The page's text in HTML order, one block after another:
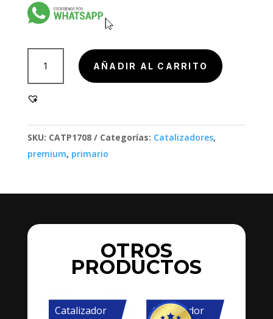
901001
cantidad
AÑADIR AL CARRITO
SKU: CATP1708 Categorías: Catalizadores,
premium, primario
OTROS
PRODUCTOS
Catalizador
Catalizador